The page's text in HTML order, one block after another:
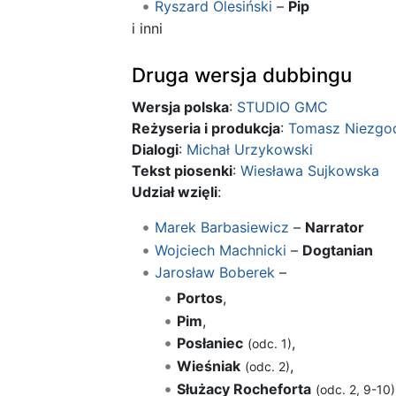
Ryszard Olesiński – Pip
i inni
Druga wersja dubbingu
Wersja polska: STUDIO GMC
Reżyseria i produkcja: Tomasz
Dialogi: Michał Urzykowski
Tekst piosenki: Wiesława Sujkowska
Udział wzięli:
Marek Barbasiewicz – Narrator
Wojciech Machnicki – Dogtanian
Jarosław Boberek–
Portos,
Pim,
Posłaniec (odc. 1),
Wieśniak (odc. 2),
Służacy Rocheforta (odc. 2, 9-10)